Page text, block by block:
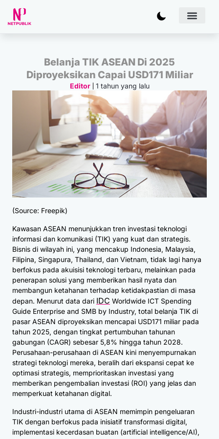
Belanja TIK ASEAN Di 2025
Diproyeksikan Capai USD171 Miliar
Editor 1 tahun yang lalu
(Source: Freepik)
Kawasan ASEAN menunjukkan tren investasi teknologi
informasi dan komunikasi (TIK) yang kuat dan strategis.
Bisnis di wilayah ini, yang mencakup Indonesia, Malaysia,
Filipina, Singapura, Thailand, dan Vietnam, tidak lagi hanya
berfokus pada akuisisi teknologi terbaru, melainkan pada
penerapan solusi yang memberikan hasil nyata dan
membangun ketahanan terhadap ketidakpastian di masa
depan. Menurut data dari IDC Worldwide ICT Spending
Guide Enterprise and SMB by Industry, total belanja TIK di
pasar ASEAN diproyeksikan mencapai USD171 miliar pada
tahun 2025, dengan tingkat pertumbuhan tahunan
gabungan (CAGR) sebesar 5,8% hingga tahun 2028.
Perusahaan-perusahaan di ASEAN kini menyempurnakan
strategi teknologi mereka, beralih dari ekspansi cepat ke
optimasi strategis, memprioritaskan investasi yang
memberikan pengembalian investasi (ROI) yang jelas dan
memperkuat ketahanan digital.
Industri-industri utama di ASEAN memimpin pengeluaran
TIK dengan berfokus pada inisiatif transformasi digital,
implementasi kecerdasan buatan (artificial intelligence/AI),